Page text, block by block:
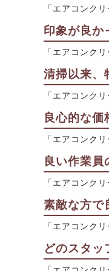
「エアコンク
印象が良か
「エアコンク
清掃以来、
「エアコンク
良心的な価
「エアコンク
良い作業員
「エアコンク
素敵な方で
「エアコンク
どのスタッ